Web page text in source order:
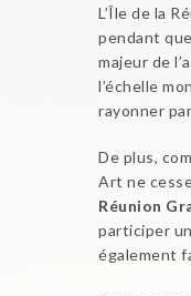
L’Île de la
pendant
majeur de
l’échelle
rayonner
De plus,
Art ne
Réunion
participer
également